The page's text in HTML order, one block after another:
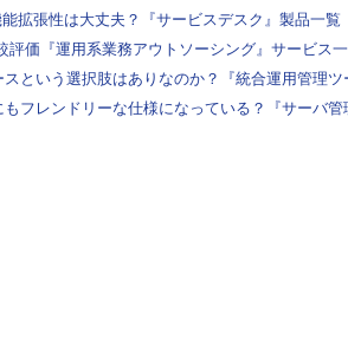
拡張性は大丈夫？『サービスデスク』製品一覧
評価『運用系業務アウトソーシング』サービス
スという選択肢はありなのか？『統合運用管理
フレンドリーな仕様になっている？『サーバ